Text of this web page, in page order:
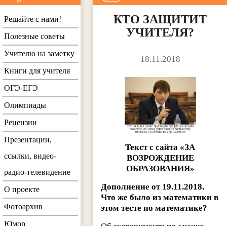
КТО ЗАЩИТИТ
УЧИТЕЛЯ?
18.11.2018
Текст с сайта «ЗА
ВОЗРОЖДЕНИЕ
ОБРАЗОВАНИЯ»
Дополнение от 19.11.2018.
Что же было из математики в
этом тесте по математике?
Решайте с нами!
Полезные советы
Учителю на заметку
Книги для учителя
ОГЭ-ЕГЭ
Олимпиады
Рецензии
Презентации,
ссылки, видео-
радио-телевидение
О проекте
Фотоархив
Юмор